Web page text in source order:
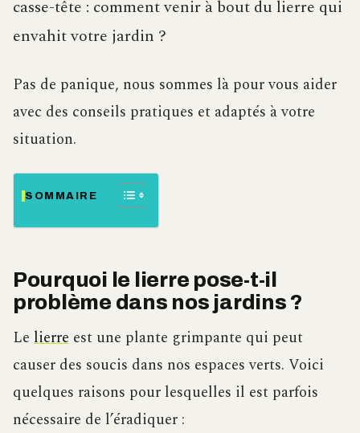
casse-tête : comment venir à bout du lierre qui
envahit votre jardin ?
Pas de panique, nous sommes là pour vous aider
avec des conseils pratiques et adaptés à votre
situation.
SOMMAIRE
Pourquoi le lierre pose-t-il
problème dans nos jardins ?
Le lierre est une plante grimpante qui peut
causer des soucis dans nos espaces verts. Voici
quelques raisons pour lesquelles il est parfois
nécessaire de l’éradiquer :